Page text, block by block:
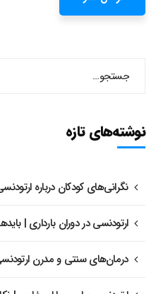
نوشته‌های تازه
نگرانی‌های کودکان درباره
ارتودنسی در دوران بارداری |
درمان‌های سنتی و مدرن